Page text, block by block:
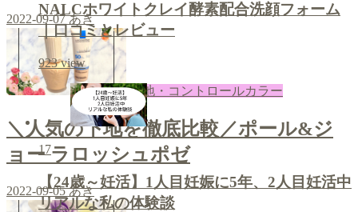
2022-09-07 あき
下地・コントロールカラー
＼人気の下地を徹底比較／ポール&ジ
ョー ラロッシュポゼ
2022-09-05 あき
NALCホワイトクレイ酵素配合洗顔フォーム
｜口コミとレビュー
923view
17
【24歳～妊活】1人目妊娠に5年、2人目妊活中
リアルな私の体験談